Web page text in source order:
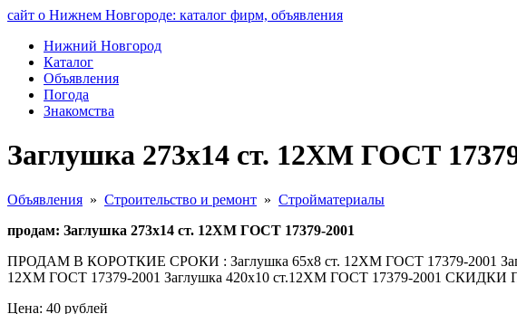
сайт о Нижнем Новгороде: каталог фирм, объявления
Нижний Новгород
Каталог
Объявления
Погода
Знакомства
Заглушка 273х14 ст. 12ХМ ГОСТ
Объявления » Строительство и ремонт » Стройматериалы
продам: Заглушка 273х14 ст. 12ХМ ГОСТ 17379-2001
ПРОДАМ В КОРОТКИЕ СРОКИ : Заглушка 65х8 ст. 12ХМ ГОСТ 17379-2001
12ХМ ГОСТ 17379-2001 Заглушка 420х10 ст.12ХМ ГОСТ 17379-2001
Цена: 40 рублей